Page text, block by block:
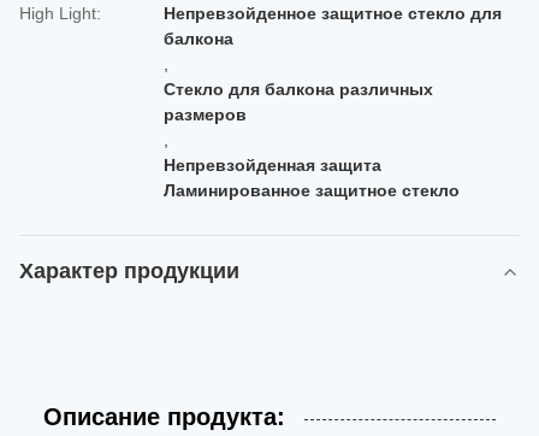
High Light:
Непревзойденное защитное стекло для
балкона
Стекло для балкона различных
размеров
Непревзойденная защита
Ламинированное защитное стекло
Характер продукции
Описание продукта: